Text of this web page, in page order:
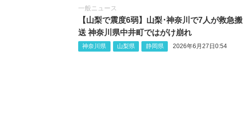
一般ニュース
【山梨で震度6弱】山梨‪･神奈川で7人が救急搬
送 神奈川県中井町ではがけ崩れ
神奈川県 山梨県 静岡県 2026年6月27日0:54